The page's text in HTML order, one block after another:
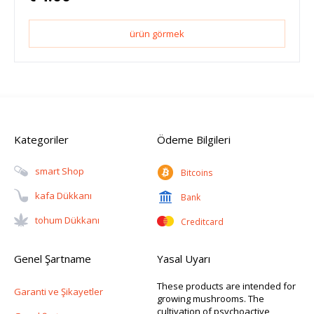
ürün görmek
Kategoriler
Smart Shop
Kafa Dükkanı
Tohum Dükkanı
Ödeme Bilgileri
Bitcoins
Bank
Creditcard
Genel Şartname
Garanti ve Şikayetler
Yasal Uyarı
These products are intended for
growing mushrooms. The
cultivation of psychoactive